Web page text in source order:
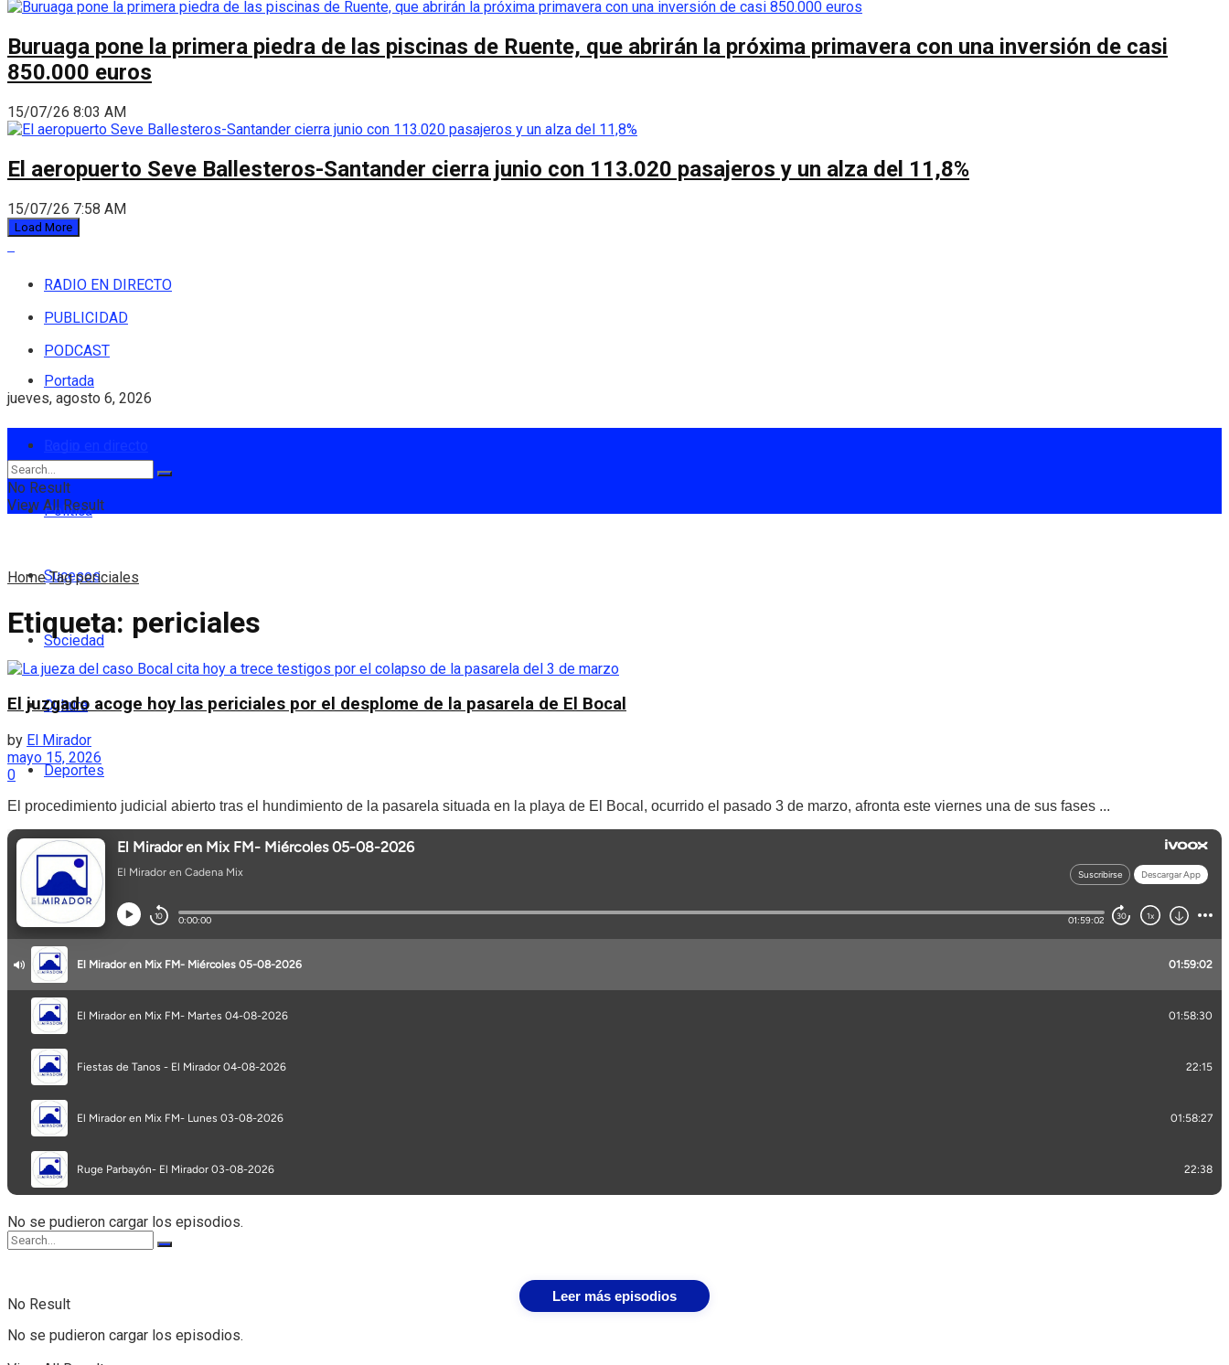
Buruaga pone la primera piedra de las piscinas de Ruente, que abrirán la próxima primavera con una inversión de casi
850.000 euros
15/07/26 8:03 AM
El aeropuerto Seve Ballesteros-Santander cierra junio con 113.020 pasajeros y un alza del 11,8%
15/07/26 7:58 AM
Load More
RADIO EN DIRECTO
PUBLICIDAD
PODCAST
jueves, agosto 6, 2026
Portada
Política
Sucesos
Sociedad
Cultura
Deportes
Podcast
Entrevistas
Opinión
No Result
No Result
View All Result
Home Tag periciales
Etiqueta: periciales
El juzgado acoge hoy las periciales por el desplome de la pasarela de El Bocal
by El Mirador
mayo 15, 2026
0
El procedimiento judicial abierto tras el hundimiento de la pasarela situada en la playa de El Bocal, ocurrido el pasado 3 de marzo, afronta este viernes una de sus fases ...
No se pudieron cargar los episodios.
Leer más episodios
No se pudieron cargar los episodios.